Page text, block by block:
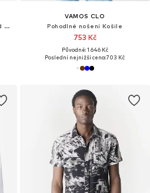
Klasický střih Košile 'Hawaiihemd Christmas Parrots'
VAMOS CLO
Pohodlné nošení Košile
753 Kč
Původně: 1 646 Kč
Poslední nejnižší cena:703 Kč